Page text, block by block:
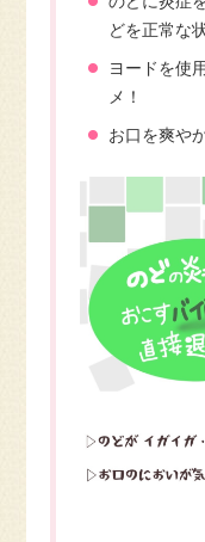
どを正常な
ヨードを使
メ！
お口を爽や